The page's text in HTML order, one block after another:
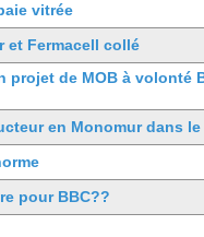
vitrée
et Fermacell collé
projet de MOB à volonté
en Monomur dans le
pour BBC??